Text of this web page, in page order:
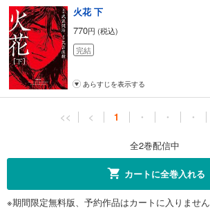
火花 下
770円 (税込)
完結
あらすじを表示する
<< < 1 ・ ・ ・
全2巻配信中
カートに全巻入れる
※期間限定無料版、予約作品はカートに入りません